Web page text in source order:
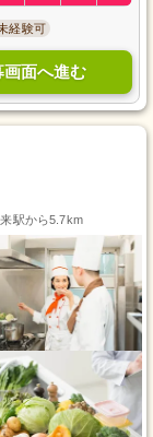
経験可
画面へ進む
駅から5.7km